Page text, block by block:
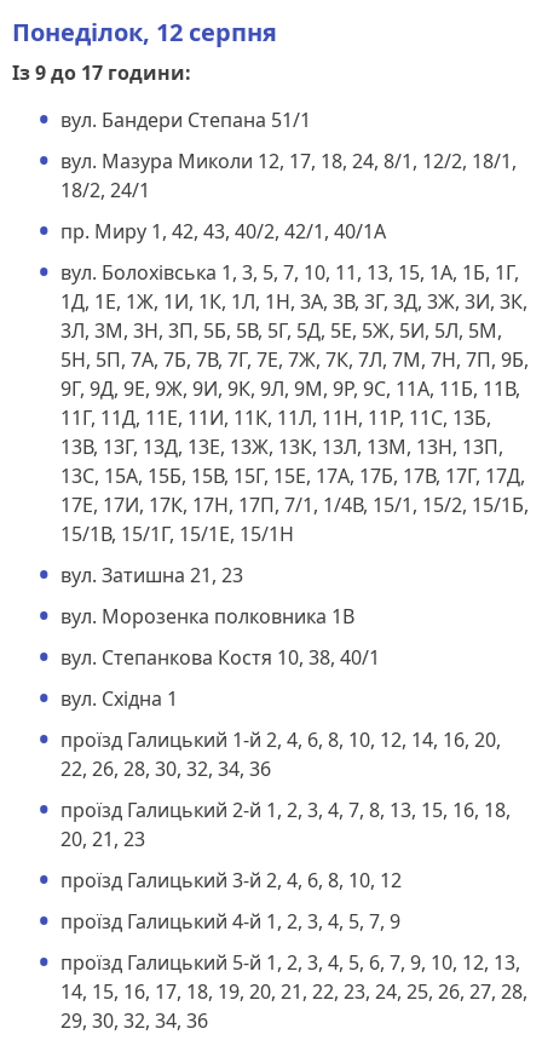
Понеділок, 12 серпня
Із 9 до 17 години:
вул. Бандери Степана 51/1
вул. Мазура Миколи 12, 17, 18, 24, 8/1, 12/2, 18/1,
18/2, 24/1
пр. Миру 1, 42, 43, 40/2, 42/1, 40/1А
вул. Болохівська 1, 3, 5, 7, 10, 11, 13, 15, 1А, 1Б, 1Г,
1Д, 1Е, 1Ж, 1И, 1К, 1Л, 1Н, 3А, 3В, 3Г, 3Д, 3Ж, 3И, 3К,
3Л, 3М, 3Н, 3П, 5Б, 5В, 5Г, 5Д, 5Е, 5Ж, 5И, 5Л, 5М,
5Н, 5П, 7А, 7Б, 7В, 7Г, 7Е, 7Ж, 7К, 7Л, 7М, 7Н, 7П, 9Б,
9Г, 9Д, 9Е, 9Ж, 9И, 9К, 9Л, 9М, 9Р, 9С, 11А, 11Б, 11В,
11Г, 11Д, 11Е, 11И, 11К, 11Л, 11Н, 11Р, 11С, 13Б,
13В, 13Г, 13Д, 13Е, 13Ж, 13К, 13Л, 13М, 13Н, 13П,
13С, 15А, 15Б, 15В, 15Г, 15Е, 17А, 17Б, 17В, 17Г, 17Д,
17Е, 17И, 17К, 17Н, 17П, 7/1, 1/4В, 15/1, 15/2, 15/1Б,
15/1В, 15/1Г, 15/1Е, 15/1Н
вул. Затишна 21, 23
вул. Морозенка полковника 1В
вул. Степанкова Костя 10, 38, 40/1
вул. Східна 1
проїзд Галицький 1-й 2, 4, 6, 8, 10, 12, 14, 16, 20,
22, 26, 28, 30, 32, 34, 36
проїзд Галицький 2-й 1, 2, 3, 4, 7, 8, 13, 15, 16, 18,
20, 21, 23
проїзд Галицький 3-й 2, 4, 6, 8, 10, 12
проїзд Галицький 4-й 1, 2, 3, 4, 5, 7, 9
проїзд Галицький 5-й 1, 2, 3, 4, 5, 6, 7, 9, 10, 12, 13,
14, 15, 16, 17, 18, 19, 20, 21, 22, 23, 24, 25, 26, 27, 28,
29, 30, 32, 34, 36